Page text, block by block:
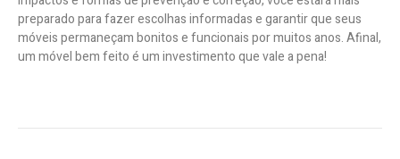
preparado para fazer escolhas informadas e garantir que seus
móveis permaneçam bonitos e funcionais por muitos anos. Afinal,
um móvel bem feito é um investimento que vale a pena!